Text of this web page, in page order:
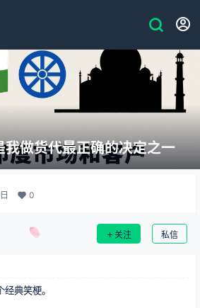
我做货代最正确的决定之一
0
关注 私信
典笑梗。